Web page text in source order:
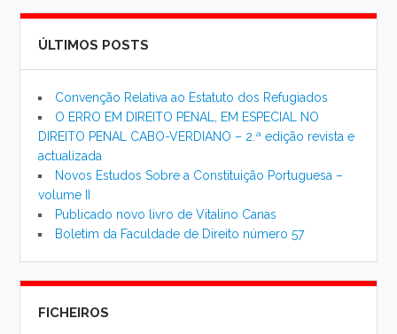
ÚLTIMOS POSTS
Convenção Relativa ao Estatuto dos Refugiados
O ERRO EM DIREITO PENAL, EM ESPECIAL NO
DIREITO PENAL CABO-VERDIANO – 2.ª edição revista e
actualizada
Novos Estudos Sobre a Constituição Portuguesa –
volume II
Publicado novo livro de Vitalino Canas
Boletim da Faculdade de Direito número 57
FICHEIROS